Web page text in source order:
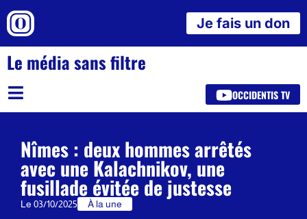
Je fais un don
Le média sans filtre
OCCIDENTIS TV
Nîmes : deux hommes arrêtés
avec une Kalachnikov, une
fusillade évitée de justesse
Le 03/10/2025 À la une